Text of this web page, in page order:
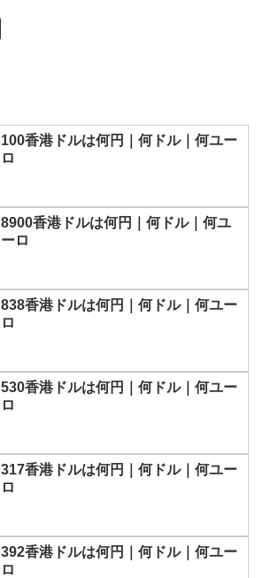
100香港ドルは何円｜何ドル｜何ユー
ロ
8900香港ドルは何円｜何ドル｜何ユ
ーロ
838香港ドルは何円｜何ドル｜何ユー
ロ
530香港ドルは何円｜何ドル｜何ユー
ロ
317香港ドルは何円｜何ドル｜何ユー
ロ
392香港ドルは何円｜何ドル｜何ユー
ロ